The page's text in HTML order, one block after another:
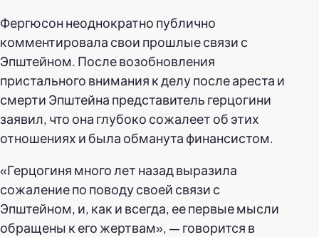
Фергюсон неоднократно публично
комментировала свои прошлые связи с
Эпштейном. После возобновления
пристального внимания к делу после ареста и
смерти Эпштейна представитель герцогини
заявил, что она глубоко сожалеет об этих
отношениях и была обманута финансистом.
«Герцогиня много лет назад выразила
сожаление по поводу своей связи с
Эпштейном, и, как и всегда, ее первые мысли
обращены к его жертвам», — говорится в